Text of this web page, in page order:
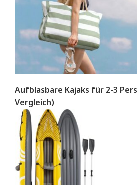
Aufblasbare Kajaks für 2-3
Vergleich)